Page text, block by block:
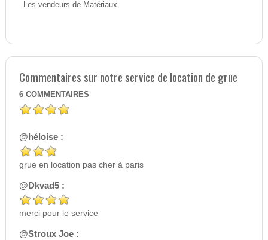
- Les vendeurs de Matériaux
Commentaires sur notre service de location de grue
6 COMMENTAIRES
@héloise :
grue en location pas cher à paris
@Dkvad5 :
merci pour le service
@Stroux Joe :